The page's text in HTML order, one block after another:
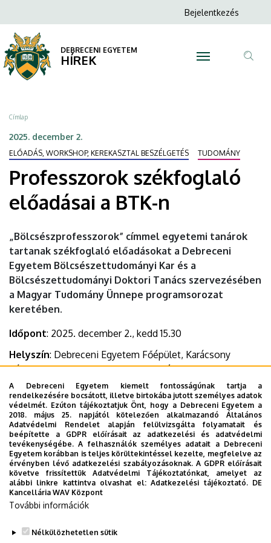
székfoglaló
előadásai
BTK-
n
DEBRECENI
EGYETEM
a
tartalomra
Anonim
menüje
Bejelentkezés
DEBRECENI EGYETEM
HÍREK
Morzsa
Címlap
2025. december 2.
ELŐADÁS, WORKSHOP, KEREKASZTAL BESZÉLGETÉS TUDOMÁNY
Professzorok székfoglaló
előadásai a BTK-n
„Bölcsészprofesszorok” címmel egyetemi tanárok
tartanak székfoglaló előadásokat a Debreceni
Egyetem Bölcsészettudományi Kar és a
Bölcsészettudományi Doktori Tanács szervezésében
a Magyar Tudomány Ünnepe programsorozat
keretében.
Időpont: 2025. december 2., kedd 15.30
Helyszín: Debreceni Egyetem Főépület, Karácsony
Sándor terem (Debrecen, Egyetem tér 1.)
Előadók:
Prof. Dr. Regéczi Ildikó: A. P. Csehov és a magyar irodalom
Prof. Dr. Kálai Sándor: Kortárs kelet-európai krimik a
francia kultúrában
Dokumentumok
meghívó (79.9 KB)
A Debreceni Egyetem kiemelt fontosságúnak tartja a
rendelkezésére bocsátott, illetve birtokába jutott személyes adatok
védelmét. Ezúton tájékoztatjuk Önt, hogy a Debreceni Egyetem a
2018. május 25. napjától kötelezően alkalmazandó Általános
Adatvédelmi Rendelet alapján felülvizsgálta folyamatait és
beépítette a GDPR előírásait az adatkezelési és adatvédelmi
tevékenységébe. A felhasználók személyes adatait a Debreceni
Egyetem korábban is teljes körültekintéssel kezelte, megfelelve az
érvényben lévő adatkezelési szabályozásoknak. A GDPR előírásait
követve frissítettük Adatvédelmi Tájékoztatónkat, amelyet az
alábbi linkre kattintva olvashat el:Adatkezelési tájékoztató. DE
Kancellária WAV Központ
További információk
Nélkülözhetetlen sütik